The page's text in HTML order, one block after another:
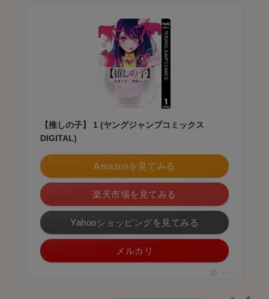
【推しの子】 1 (ヤングジャンプコミックス
DIGITAL)
Amazonを見てみる
楽天市場を見てみる
Yahooショッピングを見てみる
メルカリ